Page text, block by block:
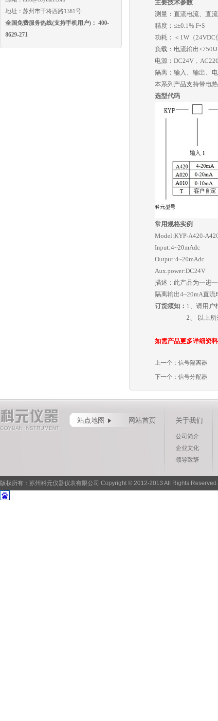
地址：苏州市干将西路1381号
全国免费服务热线(支持手机用户)： 400-
8629-271
主要技术参数
测量：直流电流、直
精度：≤±0.1% F•S
功耗：＜1W（24VDC
负载：电流输出
电源：DC24V，
隔离：输入、输出、
本系列产品支持带电
选型代码
常用规格实例
Model:KYP-A420-
Input:4~20mAdc
Output:4~20mAdc
Aux.power:DC24V
描述：此产品为一进
隔离输出4~20mA直
订货须知： 1、请用户
2、 以上所列为
如需产品更多详细资
上一个： 信号隔离器
下一个： 信号分配器
站点地图 网站首页 关于我们
公司简介
企业文化
领导致辞
版权所有：苏州科元仪器仪表有限公司 Copyright © 2012-2013 All Rights Reserved.